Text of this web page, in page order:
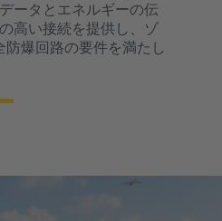
ータとエネルギーの伝
高い接続を提供し、ゾ
防爆回路の要件を満たし